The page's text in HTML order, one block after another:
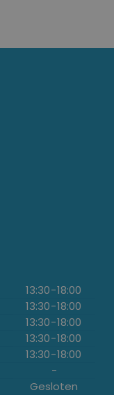
13:30-18:00
13:30-18:00
13:30-18:00
13:30-18:00
13:30-18:00
-
Gesloten